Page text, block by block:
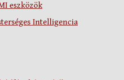
eszközök
Intelligencia